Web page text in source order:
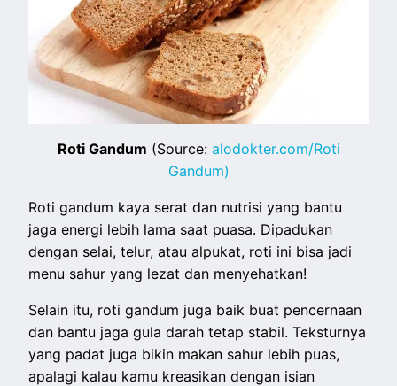
Roti Gandum (Source: alodokter.com/Roti
Gandum)
Roti gandum kaya serat dan nutrisi yang bantu
jaga energi lebih lama saat puasa. Dipadukan
dengan selai, telur, atau alpukat, roti ini bisa jadi
menu sahur yang lezat dan menyehatkan!
Selain itu, roti gandum juga baik buat pencernaan
dan bantu jaga gula darah tetap stabil. Teksturnya
yang padat juga bikin makan sahur lebih puas,
apalagi kalau kamu kreasikan dengan isian